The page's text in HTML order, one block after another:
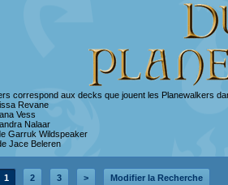
correspond aux decks que jouent les Planewalkers
Revane
Vess
Nalaar
Garruk Wildspeaker
Jace Beleren
1 2 3 > Modifier la Recherche